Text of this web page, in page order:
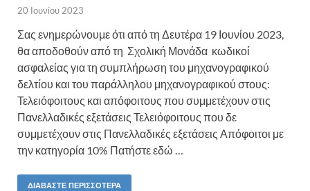
20 Ιουνίου 2023
Σας ενημερώνουμε ότι από τη Δευτέρα 19 Ιουνίου 2023,
θα αποδοθούν από τη Σχολική Μονάδα κωδικοί
ασφαλείας για τη συμπλήρωση του μηχανογραφικού
δελτίου και του παράλληλου μηχανογραφικού στους:
Τελειόφοιτους και απόφοιτους που συμμετέχουν στις
Πανελλαδικές εξετάσεις Τελειόφοιτους που δε
συμμετέχουν στις Πανελλαδικές εξετάσεις Απόφοιτοι με
την κατηγορία 10% Πατήστε εδώ …
ΔΙΑΒΆΣΤΕ ΠΕΡΙΣΣΌΤΕΡΑ